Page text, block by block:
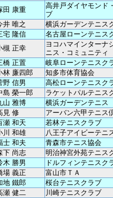
田 康重
高井戸ダイヤモンド
ブ
井 唯之
横浜ガーデンテニス
宅 隆信
名古屋ローンテニス
槻 正幸
ヨコハマインターナ
ニス・コミュニティ
橋 正置
岐阜ローンテニスク
林 廉四郎
知多市体育協会
野 信男
高松ローンテニスク
島 榮一郎
ラケットパルテニス
山 雅博
横浜ガーデンテニス
見 修
アーバン六甲テニス
瀬 和天
若林テニスクラブ
川 和雄
八王子アイビーテニ
士 和夫
青森市テニス協会
下 尚志
明治神宮外苑テニス
木 勝男
ドルフィンテニスク
場 義正
富山市ＴＡ
地 鐵郎
桜台テニスクラブ
瀬 健二
川崎テニスクラブ